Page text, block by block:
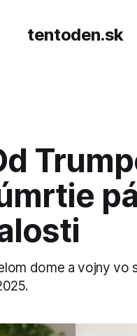
tentoden.sk
dome a vojny